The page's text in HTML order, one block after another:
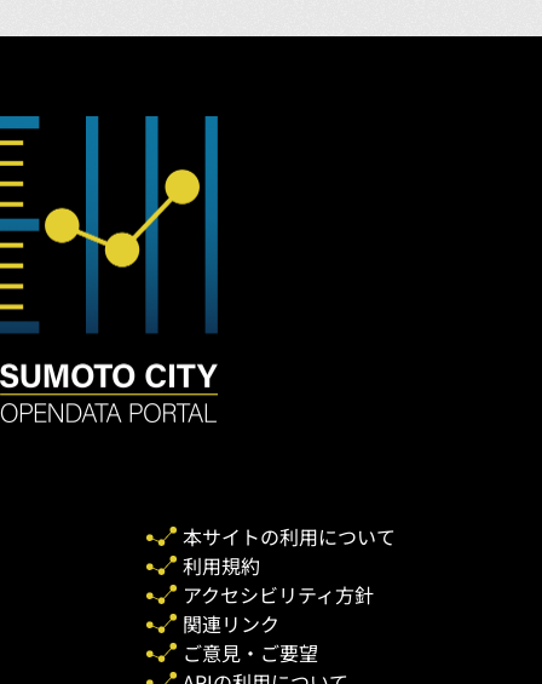
本サイトの利用について
利用規約
アクセシビリティ方針
関連リンク
ご意見・ご要望